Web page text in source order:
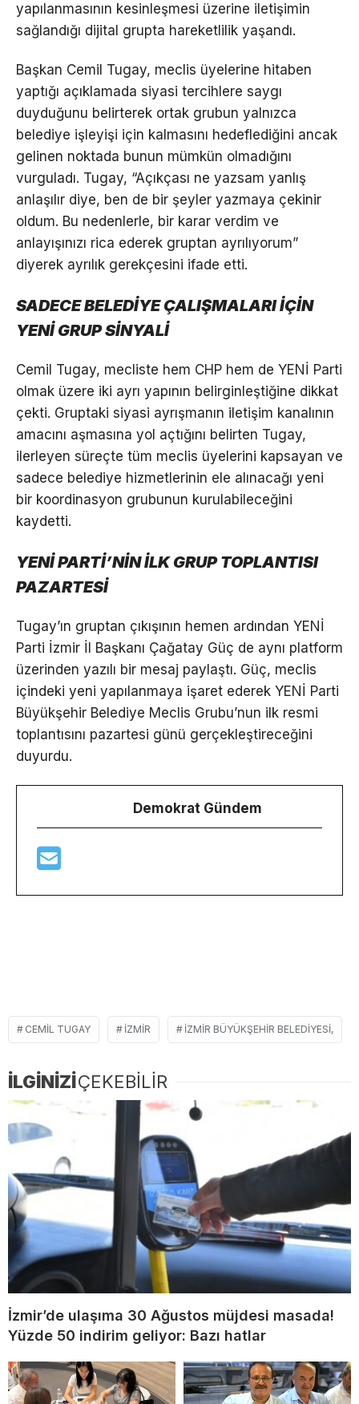
yapılanmasının kesinleşmesi üzerine iletişimin
sağlandığı dijital grupta hareketlilik yaşandı.
Başkan Cemil Tugay, meclis üyelerine hitaben
yaptığı açıklamada siyasi tercihlere saygı
duyduğunu belirterek ortak grubun yalnızca
belediye işleyişi için kalmasını hedeflediğini ancak
gelinen noktada bunun mümkün olmadığını
vurguladı. Tugay, “Açıkçası ne yazsam yanlış
anlaşılır diye, ben de bir şeyler yazmaya çekinir
oldum. Bu nedenlerle, bir karar verdim ve
anlayışınızı rica ederek gruptan ayrılıyorum”
diyerek ayrılık gerekçesini ifade etti.
SADECE BELEDİYE ÇALIŞMALARI İÇİN
YENİ GRUP SİNYALİ
Cemil Tugay, mecliste hem CHP hem de YENİ Parti
olmak üzere iki ayrı yapının belirginleştiğine dikkat
çekti. Gruptaki siyasi ayrışmanın iletişim kanalının
amacını aşmasına yol açtığını belirten Tugay,
ilerleyen süreçte tüm meclis üyelerini kapsayan ve
sadece belediye hizmetlerinin ele alınacağı yeni
bir koordinasyon grubunun kurulabileceğini
kaydetti.
YENİ PARTİ’NİN İLK GRUP TOPLANTISI
PAZARTESİ
Tugay’ın gruptan çıkışının hemen ardından YENİ
Parti İzmir İl Başkanı Çağatay Güç de aynı platform
üzerinden yazılı bir mesaj paylaştı. Güç, meclis
içindeki yeni yapılanmaya işaret ederek YENİ Parti
Büyükşehir Belediye Meclis Grubu’nun ilk resmi
toplantısını pazartesi günü gerçekleştireceğini
duyurdu.
Demokrat Gündem
CEMIL TUGAY İZMIR İZMIR BÜYÜKŞEHIR BELEDIYESI,
İLGİNİZİÇEKEBİLİR
İzmir’de ulaşıma 30 Ağustos müjdesi masada!
Yüzde 50 indirim geliyor: Bazı hatlar